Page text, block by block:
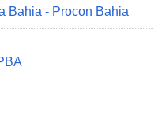
Bahia - Procon Bahia